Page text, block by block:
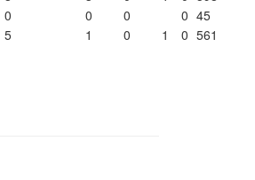
0 0 0 0 45
5 1 0 1 0 561